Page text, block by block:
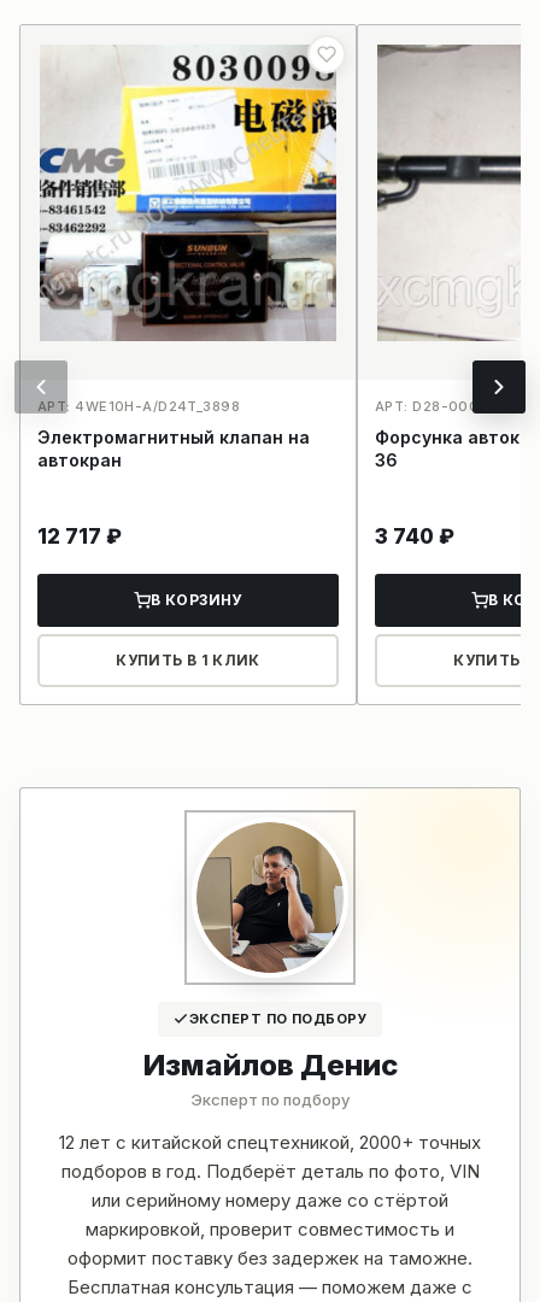
АРТ: 4WE10H-A/D24T_3898
Электромагнитный клапан на
автокран
12 717 ₽
В КОРЗИНУ
КУПИТЬ В 1 КЛИК
АРТ: D28-000-
Форсунка
36
3 740 ₽
В
КУПИТЬ В
ЭКСПЕРТ ПО ПОДБОРУ
Измайлов Денис
Эксперт по подбору
12 лет с китайской спецтехникой, 2000+ точных
подборов в год. Подберёт деталь по фото, VIN
или серийному номеру даже со стёртой
маркировкой, проверит совместимость и
оформит поставку без задержек на таможне.
Бесплатная консультация — поможем даже с